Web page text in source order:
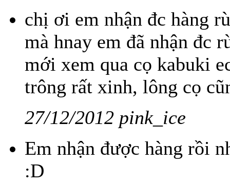
chị ơi em nhận đc hàng
mà hnay em đã nhận đc
mới xem qua cọ kabuki
trông rất xinh, lông cọ
27/12/2012 pink_ice
Em nhận được hàng rồi
:D